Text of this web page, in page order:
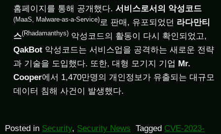
홈페이지를 통해 공개했다. 서비스로서의 악성코드
(MaaS, Malware-as-a-Service) 로 판매, 유포되었던 라다만티
스(Rhadamanthys) 악성코드의 활동이 다시 확인되었고,
QakBot 악성코드는 서비스업을 공격하는 새로운 전략
과 기술을 도입했다. 또한, 대형 모기지 기업 Mr.
Cooper에서 1,470만명의 개인정보가 유출되는 대규모
데이터 침해 사건이 발생했다.
Posted in Security, Security News Tagged CVE-2023-